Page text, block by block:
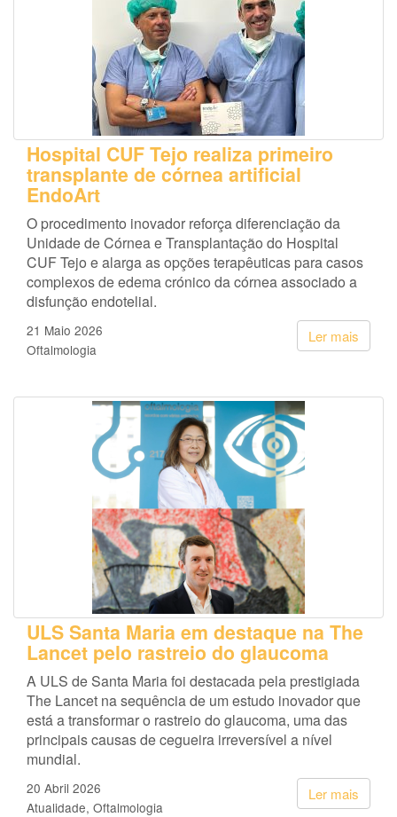
Hospital CUF Tejo realiza primeiro
transplante de córnea artificial
EndoArt
O procedimento inovador reforça diferenciação da
Unidade de Córnea e Transplantação do Hospital
CUF Tejo e alarga as opções terapêuticas para casos
complexos de edema crónico da córnea associado a
disfunção endotelial.
Ler mais
21 Maio 2026
Oftalmologia
ULS Santa Maria em destaque na The
Lancet pelo rastreio do glaucoma
A ULS de Santa Maria foi destacada pela prestigiada
The Lancet na sequência de um estudo inovador que
está a transformar o rastreio do glaucoma, uma das
principais causas de cegueira irreversível a nível
mundial.
Ler mais
20 Abril 2026
Atualidade Oftalmologia